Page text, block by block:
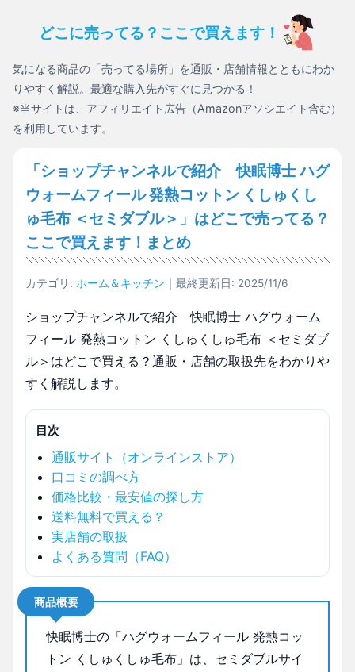
どこに売ってる？ここで買えます！
気になる商品の「売ってる場所」を通販・店舗情報とともにわか
りやすく解説。最適な購入先がすぐに見つかる！
※当サイトは、アフィリエイト広告（Amazonアソシエイト含む）
を利用しています。
「ショップチャンネルで紹介 快眠博士 ハグ
ウォームフィール 発熱コットン くしゅくし
ゅ毛布 ＜セミダブル＞」はどこで売ってる？
ここで買えます！まとめ
カテゴリ: ホーム＆キッチン ｜最終更新日: 2025/11/6
ショップチャンネルで紹介 快眠博士 ハグウォーム
フィール 発熱コットン くしゅくしゅ毛布 ＜セミダブ
ル＞はどこで買える？通販・店舗の取扱先をわかりや
すく解説します。
目次
通販サイト（オンラインストア）
口コミの調べ方
価格比較・最安値の探し方
送料無料で買える？
実店舗の取扱
よくある質問（FAQ）
商品概要
快眠博士の「ハグウォームフィール 発熱コッ
トン くしゅくしゅ毛布」は、セミダブルサイ